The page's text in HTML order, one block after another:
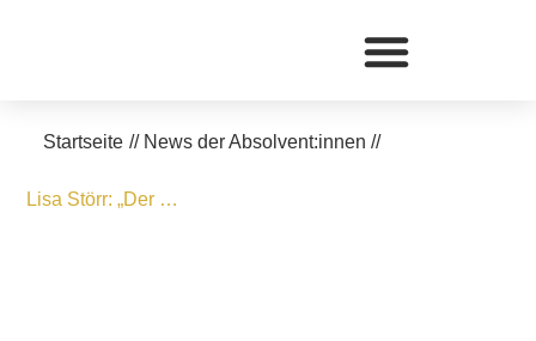
Startseite // News der Absolvent:innen //
Lisa Störr: „Der …